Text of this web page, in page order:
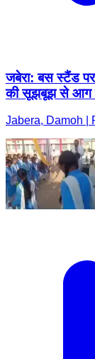
जबेरा: बस स्टैंड पर
की सूझबूझ से आग
Jabera, Damoh |